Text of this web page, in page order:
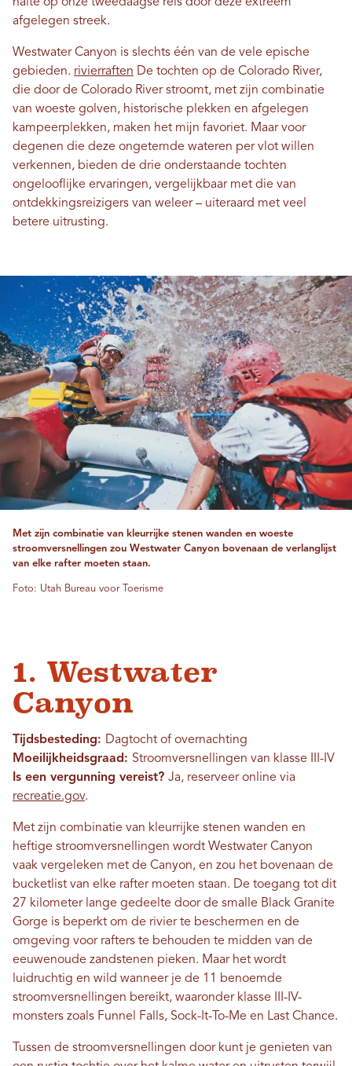
afgelegen streek.
Westwater Canyon is slechts één van de vele epische
gebieden. rivierraften De tochten op de Colorado River,
die door de Colorado River stroomt, met zijn combinatie
van woeste golven, historische plekken en afgelegen
kampeerplekken, maken het mijn favoriet. Maar voor
degenen die deze ongetemde wateren per vlot willen
verkennen, bieden de drie onderstaande tochten
ongelooflijke ervaringen, vergelijkbaar met die van
ontdekkingsreizigers van weleer – uiteraard met veel
betere uitrusting.
Met zijn combinatie van kleurrijke stenen wanden en woeste
stroomversnellingen zou Westwater Canyon bovenaan de verlanglijst
van elke rafter moeten staan.
Foto: Utah Bureau voor Toerisme
1. Westwater
Canyon
Tijdsbesteding: Dagtocht of overnachting
Moeilijkheidsgraad: Stroomversnellingen van klasse III-IV
Is een vergunning vereist? Ja, reserveer online via
recreatie.gov.
Met zijn combinatie van kleurrijke stenen wanden en
heftige stroomversnellingen wordt Westwater Canyon
vaak vergeleken met de Canyon, en zou het bovenaan de
bucketlist van elke rafter moeten staan. De toegang tot dit
27 kilometer lange gedeelte door de smalle Black Granite
Gorge is beperkt om de rivier te beschermen en de
omgeving voor rafters te behouden te midden van de
eeuwenoude zandstenen pieken. Maar het wordt
luidruchtig en wild wanneer je de 11 benoemde
stroomversnellingen bereikt, waaronder klasse III-IV-
monsters zoals Funnel Falls, Sock-It-To-Me en Last Chance.
Tussen de stroomversnellingen door kunt je genieten van